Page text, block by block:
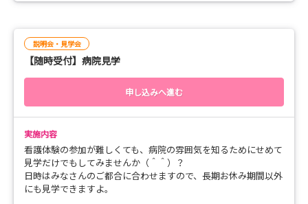
※複数日数希望の場合は、ご相談ください
【体験対応可能曜日】
月曜日～金曜日（祝日不可）
※お盆期間8/13～8/14、年末年始12/29～1/3はご遠慮くださ
【体験職場】
各病棟（手術室・救急外来もご相談に応じます）
※受け入れ体制によっては、体験職場の変更をお願いする場
合があります
説明会・見学会
【随時受付】病院見学
申し込みへ進む
実施内容
看護体験の参加が難しくても、病院の雰囲気を知るためにせめて
見学だけでもしてみませんか（＾＾）？
日時はみなさんのご都合に合わせますので、長期お休み期間以外
にも見学できますよ。